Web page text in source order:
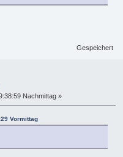
Gespeichert
Nachmittag »
Vormittag